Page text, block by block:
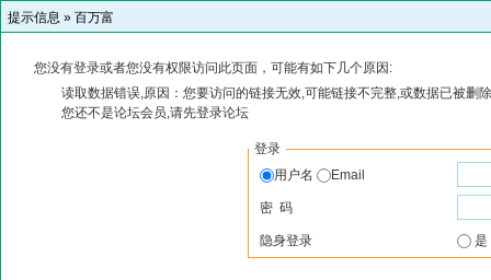
提示信息 » 百万富
您没有登录或者您没有权限访问此页面，可能有如下几个原因:
读取数据错误,原因：您要访问的链接无效,可能链接不完整,或数据已被删
您还不是论坛会员,请先登录论坛
登录
用户名
Email
密 码
隐身登录